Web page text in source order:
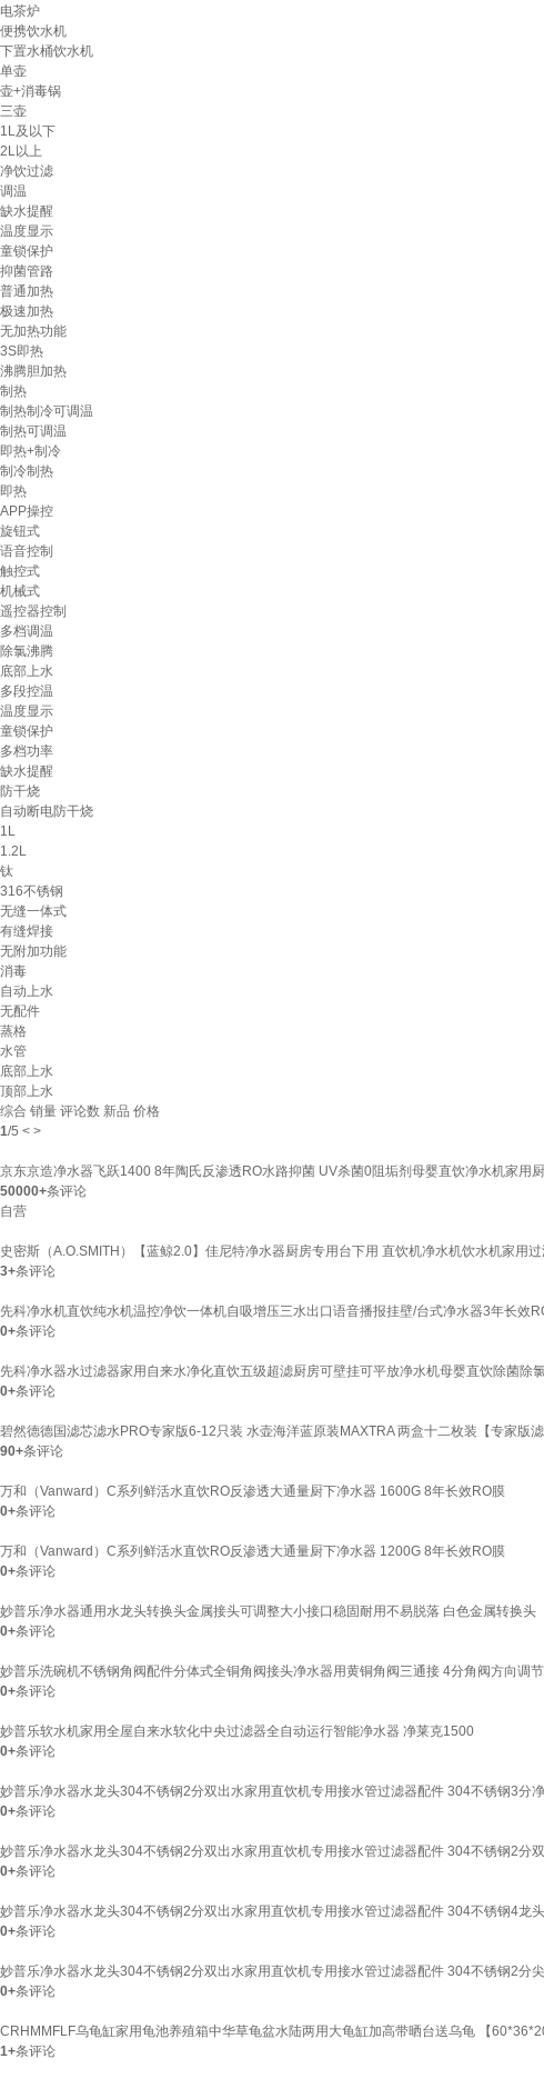
电茶炉
便携饮水机
下置水桶饮水机
单壶
壶+消毒锅
三壶
1L及以下
2L以上
净饮过滤
调温
缺水提醒
温度显示
童锁保护
抑菌管路
普通加热
极速加热
无加热功能
3S即热
沸腾胆加热
制热
制热制冷可调温
制热可调温
即热+制冷
制冷制热
即热
APP操控
旋钮式
语音控制
触控式
机械式
遥控器控制
多档调温
除氯沸腾
底部上水
多段控温
温度显示
童锁保护
多档功率
缺水提醒
防干烧
自动断电防干烧
1L
1.2L
钛
316不锈钢
无缝一体式
有缝焊接
无附加功能
消毒
自动上水
无配件
蒸格
水管
底部上水
顶部上水
综合 销量 评论数 新品 价格
1/5 < >
京东京造净水器飞跃1400 8年陶氏反渗透RO水路抑菌 UV杀菌0阻垢剂母婴直饮净水机家用
50000+条评论
自营
史密斯（A.O.SMITH）【蓝鲸2.0】佳尼特净水器厨房专用台下用 直饮机净水机饮水机家
3+条评论
先科净水机直饮纯水机温控净饮一体机自吸增压三水出口语音播报挂壁/台式净水器3年长效
0+条评论
先科净水器水过滤器家用自来水净化直饮五级超滤厨房可壁挂可平放净水机母婴直饮除菌除
0+条评论
碧然德德国滤芯滤水PRO专家版6-12只装 水壶海洋蓝原装MAXTRA 两盒十二枚装【专家版
90+条评论
万和（Vanward）C系列鲜活水直饮RO反渗透大通量厨下净水器 1600G 8年长效RO膜
0+条评论
万和（Vanward）C系列鲜活水直饮RO反渗透大通量厨下净水器 1200G 8年长效RO膜
0+条评论
妙普乐净水器通用水龙头转换头金属接头可调整大小接口稳固耐用不易脱落 白色金属转换头
0+条评论
妙普乐洗碗机不锈钢角阀配件分体式全铜角阀接头净水器用黄铜角阀三通接 4分角阀方向调节
0+条评论
妙普乐软水机家用全屋自来水软化中央过滤器全自动运行智能净水器 净莱克1500
0+条评论
妙普乐净水器水龙头304不锈钢2分双出水家用直饮机专用接水管过滤器配件 304不锈钢3分
0+条评论
妙普乐净水器水龙头304不锈钢2分双出水家用直饮机专用接水管过滤器配件 304不锈钢2分
0+条评论
妙普乐净水器水龙头304不锈钢2分双出水家用直饮机专用接水管过滤器配件 304不锈钢4龙头
0+条评论
妙普乐净水器水龙头304不锈钢2分双出水家用直饮机专用接水管过滤器配件 304不锈钢2分
0+条评论
CRHMMFLF乌龟缸家用龟池养殖箱中华草龟盆水陆两用大龟缸加高带晒台送乌龟 【
1+条评论